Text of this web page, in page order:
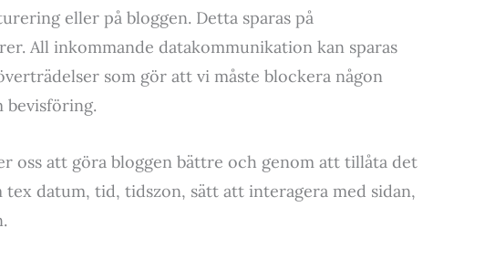
eller på bloggen. Detta sparas på
All inkommande datakommunikation kan sparas
som gör att vi måste blockera någon
bevisföring.
oss att göra bloggen bättre och genom att tillåta det
datum, tid, tidszon, sätt att interagera med sidan,